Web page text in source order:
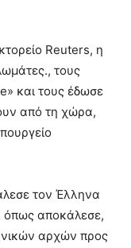
Reuters, η
τους
και τους έδωσε
από τη χώρα,
τον Έλληνα
όπως αποκάλεσε,
αρχών προς